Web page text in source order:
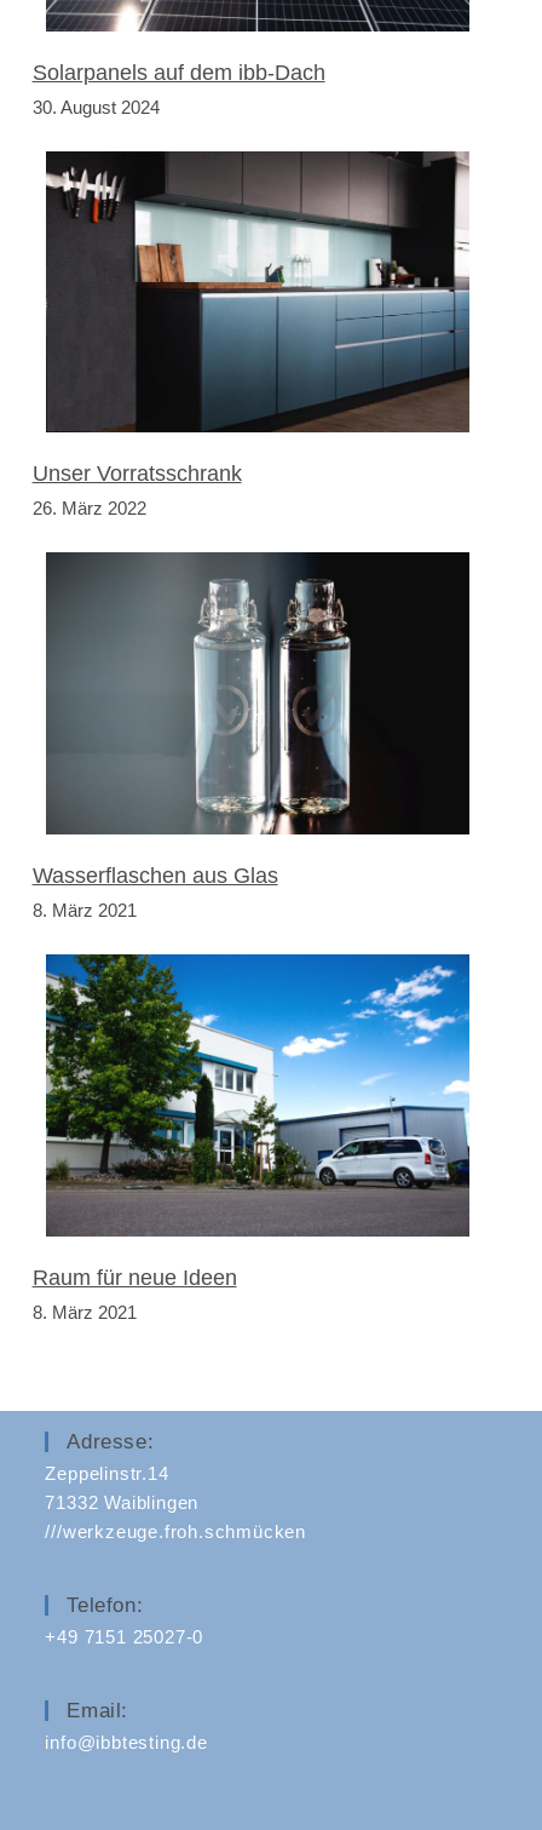
Solarpanels auf dem ibb-Dach
30. August 2024
Unser Vorratsschrank
26. März 2022
Wasserflaschen aus Glas
8. März 2021
Raum für neue Ideen
8. März 2021
Adresse:
Zeppelinstr.14
71332 Waiblingen
///werkzeuge.froh.schmücken
Telefon:
+49 7151 25027-0
Email:
info@ibbtesting.de